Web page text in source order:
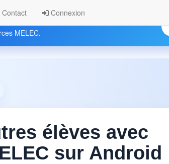
Contact Connexion
MELEC.
élèves avec
sur Android